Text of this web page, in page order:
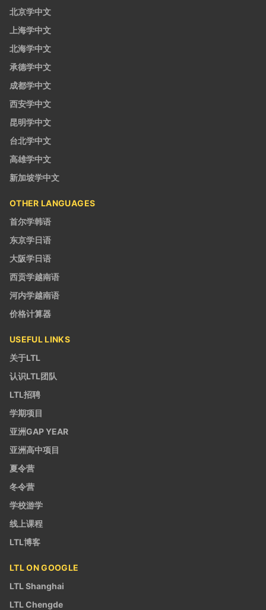
北京学中文
上海学中文
北海学中文
承德学中文
成都学中文
西安学中文
昆明学中文
台北学中文
高雄学中文
新加坡学中文
OTHER LANGUAGES
首尔学韩语
东京学日语
大阪学日语
西贡学越南语
河内学越南语
价格计算器
USEFUL LINKS
关于LTL
认识LTL团队
LTL招聘
学期项目
亚洲GAP YEAR
亚洲高中项目
夏令营
冬令营
学校游学
线上课程
LTL博客
LTL ON GOOGLE
LTL Shanghai
LTL Chengde